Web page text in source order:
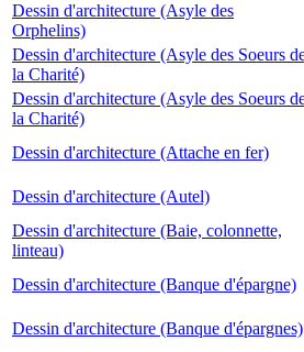
Dessin d'architecture (Asyle des
Orphelins)
Dessin d'architecture (Asyle des Soeurs
la Charité)
Dessin d'architecture (Asyle des Soeurs
la Charité)
Dessin d'architecture (Attache en fer)
Dessin d'architecture (Autel)
Dessin d'architecture (Baie, colonnette,
linteau)
Dessin d'architecture (Banque d'épargne)
Dessin d'architecture (Banque d'épargnes)